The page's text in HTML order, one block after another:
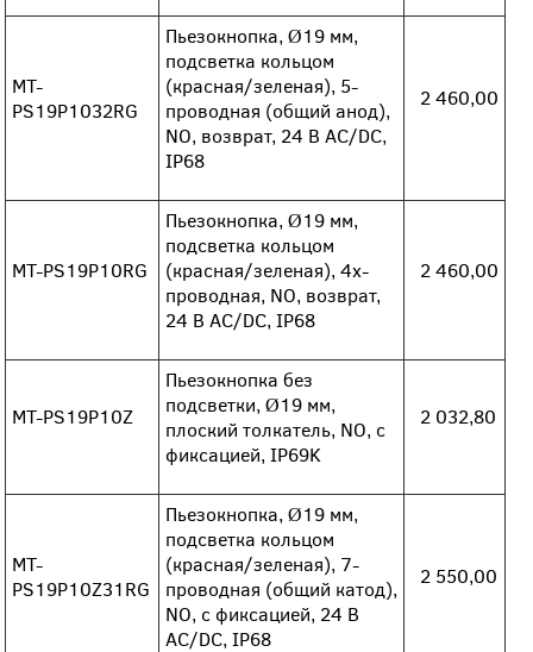
MT-
PS19P1032RG
Пьезокнопка, Ø19 мм,
подсветка кольцом
(красная/зеленая), 5-
проводная (общий анод),
NO, возврат, 24 В AC/DC,
IP68
2 460,00
MT-PS19P10RG
Пьезокнопка, Ø19 мм,
подсветка кольцом
(красная/зеленая), 4х-
проводная, NO, возврат,
24 В AC/DC, IP68
2 460,00
MT-PS19P10Z
Пьезокнопка без
подсветки, Ø19 мм,
плоский толкатель, NO, с
фиксацией, IP69K
2 032,80
MT-
PS19P10Z31RG
Пьезокнопка, Ø19 мм,
подсветка кольцом
(красная/зеленая), 7-
проводная (общий катод),
NO, с фиксацией, 24 В
AC/DC, IP68
2 550,00